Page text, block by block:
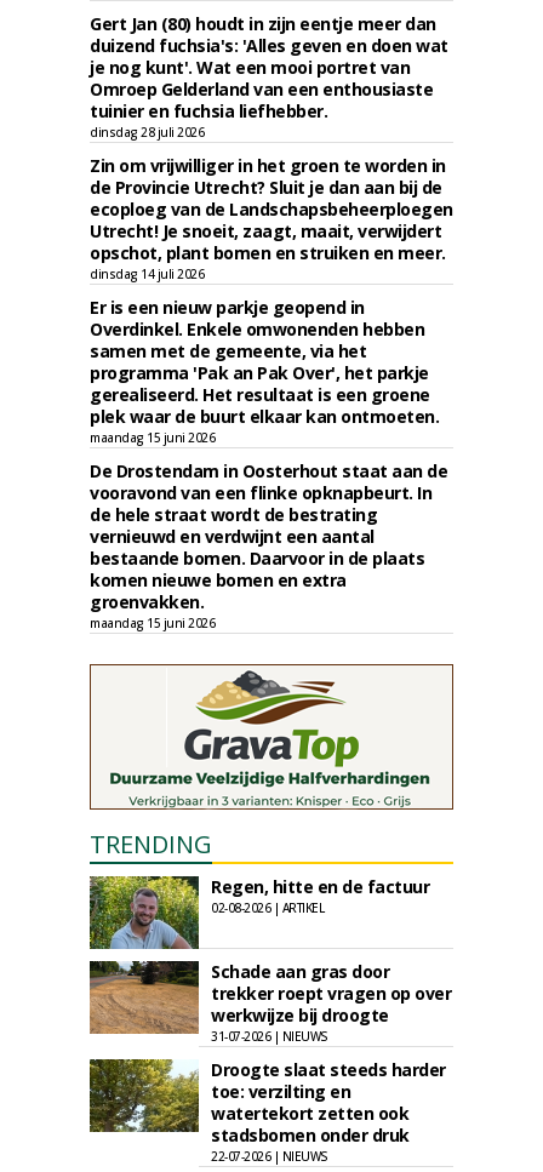
Gert Jan (80) houdt in zijn eentje meer dan
duizend fuchsia's: 'Alles geven en doen wat
je nog kunt'. Wat een mooi portret van
Omroep Gelderland van een enthousiaste
tuinier en fuchsia liefhebber.
dinsdag 28 juli 2026
Zin om vrijwilliger in het groen te worden in
de Provincie Utrecht? Sluit je dan aan bij de
ecoploeg van de Landschapsbeheerploegen
Utrecht! Je snoeit, zaagt, maait, verwijdert
opschot, plant bomen en struiken en meer.
dinsdag 14 juli 2026
Er is een nieuw parkje geopend in
Overdinkel. Enkele omwonenden hebben
samen met de gemeente, via het
programma 'Pak an Pak Over', het parkje
gerealiseerd. Het resultaat is een groene
plek waar de buurt elkaar kan ontmoeten.
maandag 15 juni 2026
De Drostendam in Oosterhout staat aan de
vooravond van een flinke opknapbeurt. In
de hele straat wordt de bestrating
vernieuwd en verdwijnt een aantal
bestaande bomen. Daarvoor in de plaats
komen nieuwe bomen en extra
groenvakken.
maandag 15 juni 2026
TRENDING
Regen, hitte en de factuur
02-08-2026 | ARTIKEL
Schade aan gras door
trekker roept vragen op over
werkwijze bij droogte
31-07-2026 | NIEUWS
Droogte slaat steeds harder
toe: verzilting en
watertekort zetten ook
stadsbomen onder druk
22-07-2026 | NIEUWS